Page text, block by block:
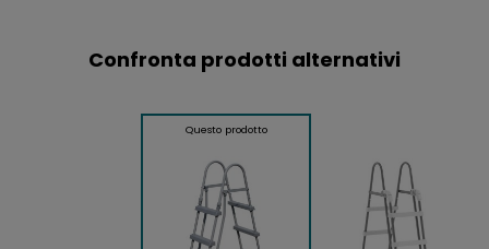
Confronta prodotti alternativi
Questo prodotto